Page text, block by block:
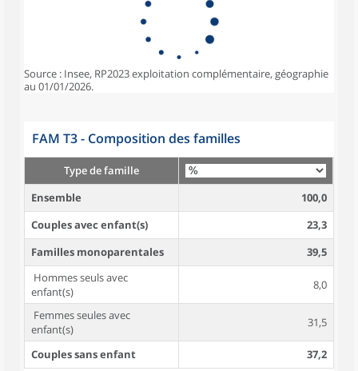
Source : Insee, RP2023 exploitation complémentaire, géographie
au 01/01/2026.
FAM T3 - Composition des familles
Type de famille
Ensemble
100,0
Couples avec enfant(s)
23,3
Familles monoparentales
39,5
Hommes seuls avec
enfant(s)
8,0
Femmes seules avec
enfant(s)
31,5
Couples sans enfant
37,2